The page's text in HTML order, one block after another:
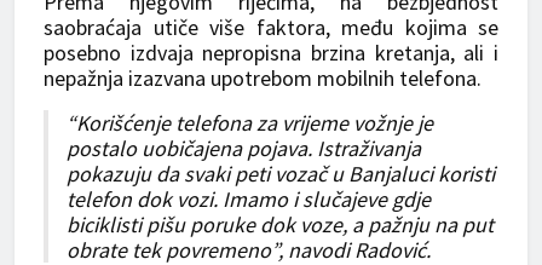
saobraćaja utiče više faktora, među kojima se
posebno izdvaja nepropisna brzina kretanja, ali i
nepažnja izazvana upotrebom mobilnih telefona.
“Korišćenje telefona za vrijeme vožnje je
postalo uobičajena pojava. Istraživanja
pokazuju da svaki peti vozač u Banjaluci koristi
telefon dok vozi. Imamo i slučajeve gdje
biciklisti pišu poruke dok voze, a pažnju na put
obrate tek povremeno”, navodi Radović.